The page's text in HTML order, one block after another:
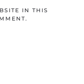
IN THIS